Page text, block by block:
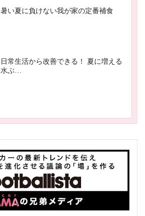
暑い夏に負けない我が家の定番補食
日常生活から改善できる！ 夏に増える
水ぶ…